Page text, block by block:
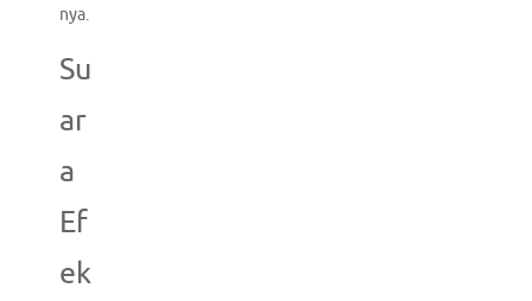
nya.
Su
ar
a
Ef
ek